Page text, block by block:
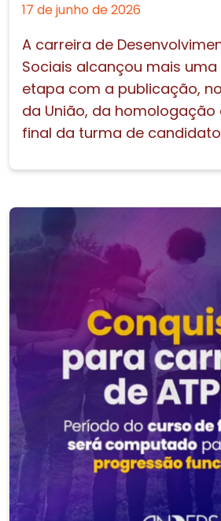
17 de junho de 2026
A carreira de
Sociais alcançou mais
etapa com a publicação,
da União, da
final da turma de